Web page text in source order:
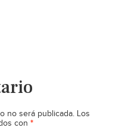
no será publicada. Los
con *